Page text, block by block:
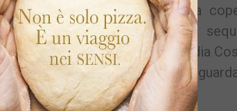
alcun obbligo circa la
di circa mille euro, oltre al
in porto dalla stessa Guardia
mese di agosto, hanno poi